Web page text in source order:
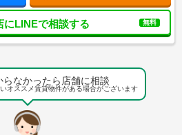
にLINEで相談する 無料
らなかったら店舗に相談
オススメ賃貸物件がある場合がございます